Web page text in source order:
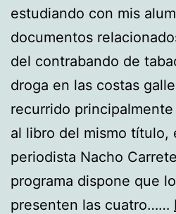
estudiando con mis
documentos
del contrabando de
droga en las costas
recurrido
al libro del mismo título,
periodista Nacho
programa dispone que
presenten las cuatro……